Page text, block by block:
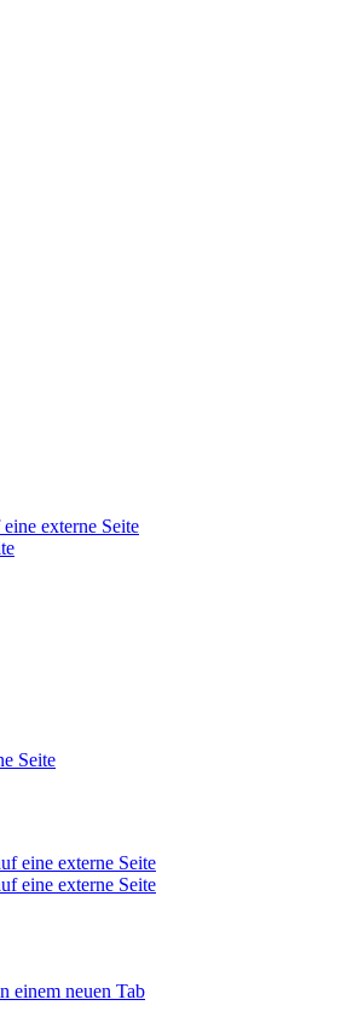
externe Seite
Seite
eine externe Seite
eine externe Seite
einem neuen Tab